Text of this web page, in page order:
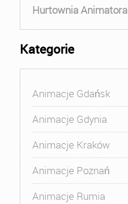
Hurtownia Animatora
Kategorie
Animacje Gdańsk
Animacje Gdynia
Animacje Kraków
Animacje Poznań
Animacje Rumia